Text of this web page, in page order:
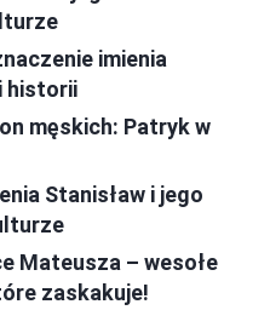
imienia
historii
męskich: Patryk w
Stanisław i jego
Mateusza – wesołe
zaskakuje!